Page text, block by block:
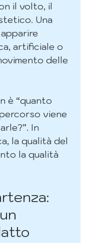
il volto, il
Una
artificiale o
delle
è “quanto
viene
In
la qualità del
la qualità